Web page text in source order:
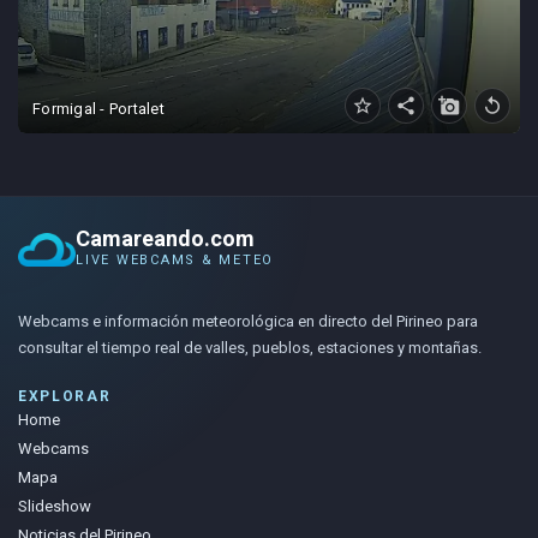
star_border share add_a_photo replay
Formigal - Portalet
Camareando.com
LIVE WEBCAMS & METEO
Webcams e información meteorológica en directo del Pirineo para
consultar el tiempo real de valles, pueblos, estaciones y montañas.
EXPLORAR
Home
Webcams
Mapa
Slideshow